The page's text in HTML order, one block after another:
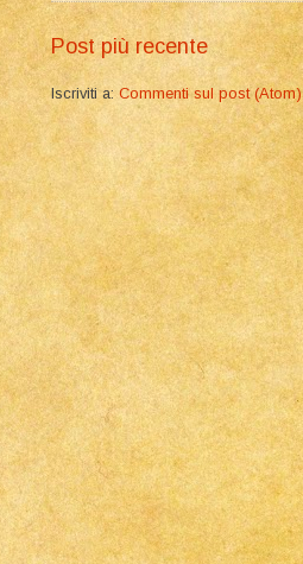
Post più recente
Iscriviti a: Commenti sul post (Atom)